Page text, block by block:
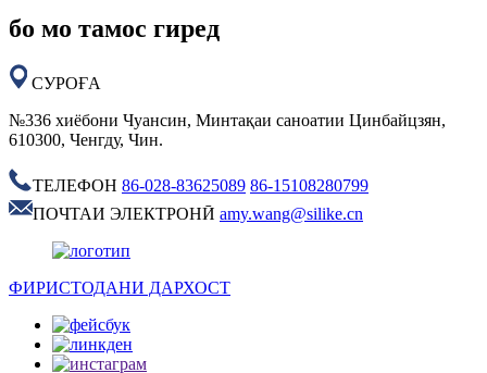
бо мо тамос гиред
СУРОҒА
№336 хиёбони Чуансин, Минтақаи саноатии Цинбайцзян,
610300, Ченгду, Чин.
ТЕЛЕФОН 86-028-83625089 86-15108280799
ПОЧТАИ ЭЛЕКТРОНӢ amy.wang@silike.cn
ФИРИСТОДАНИ ДАРХОСТ